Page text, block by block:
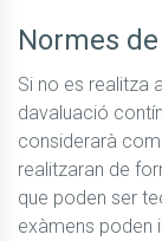
Normes
Si no es realitza
davaluació
considerarà
realitzaran de
que poden ser
exàmens poden